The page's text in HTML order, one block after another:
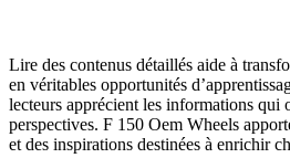
Lire des contenus détaillés aide à
en véritables opportunités
lecteurs apprécient les informations qui
perspectives. F 150 Oem Wheels
et des inspirations destinées à enrichir